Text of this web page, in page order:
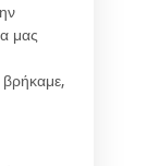
μας